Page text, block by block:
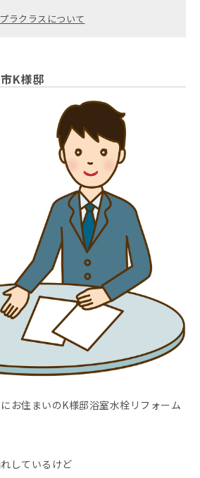
ラクラスについて
K様邸
お住まいのK様邸浴室水栓リフォーム
しているけど